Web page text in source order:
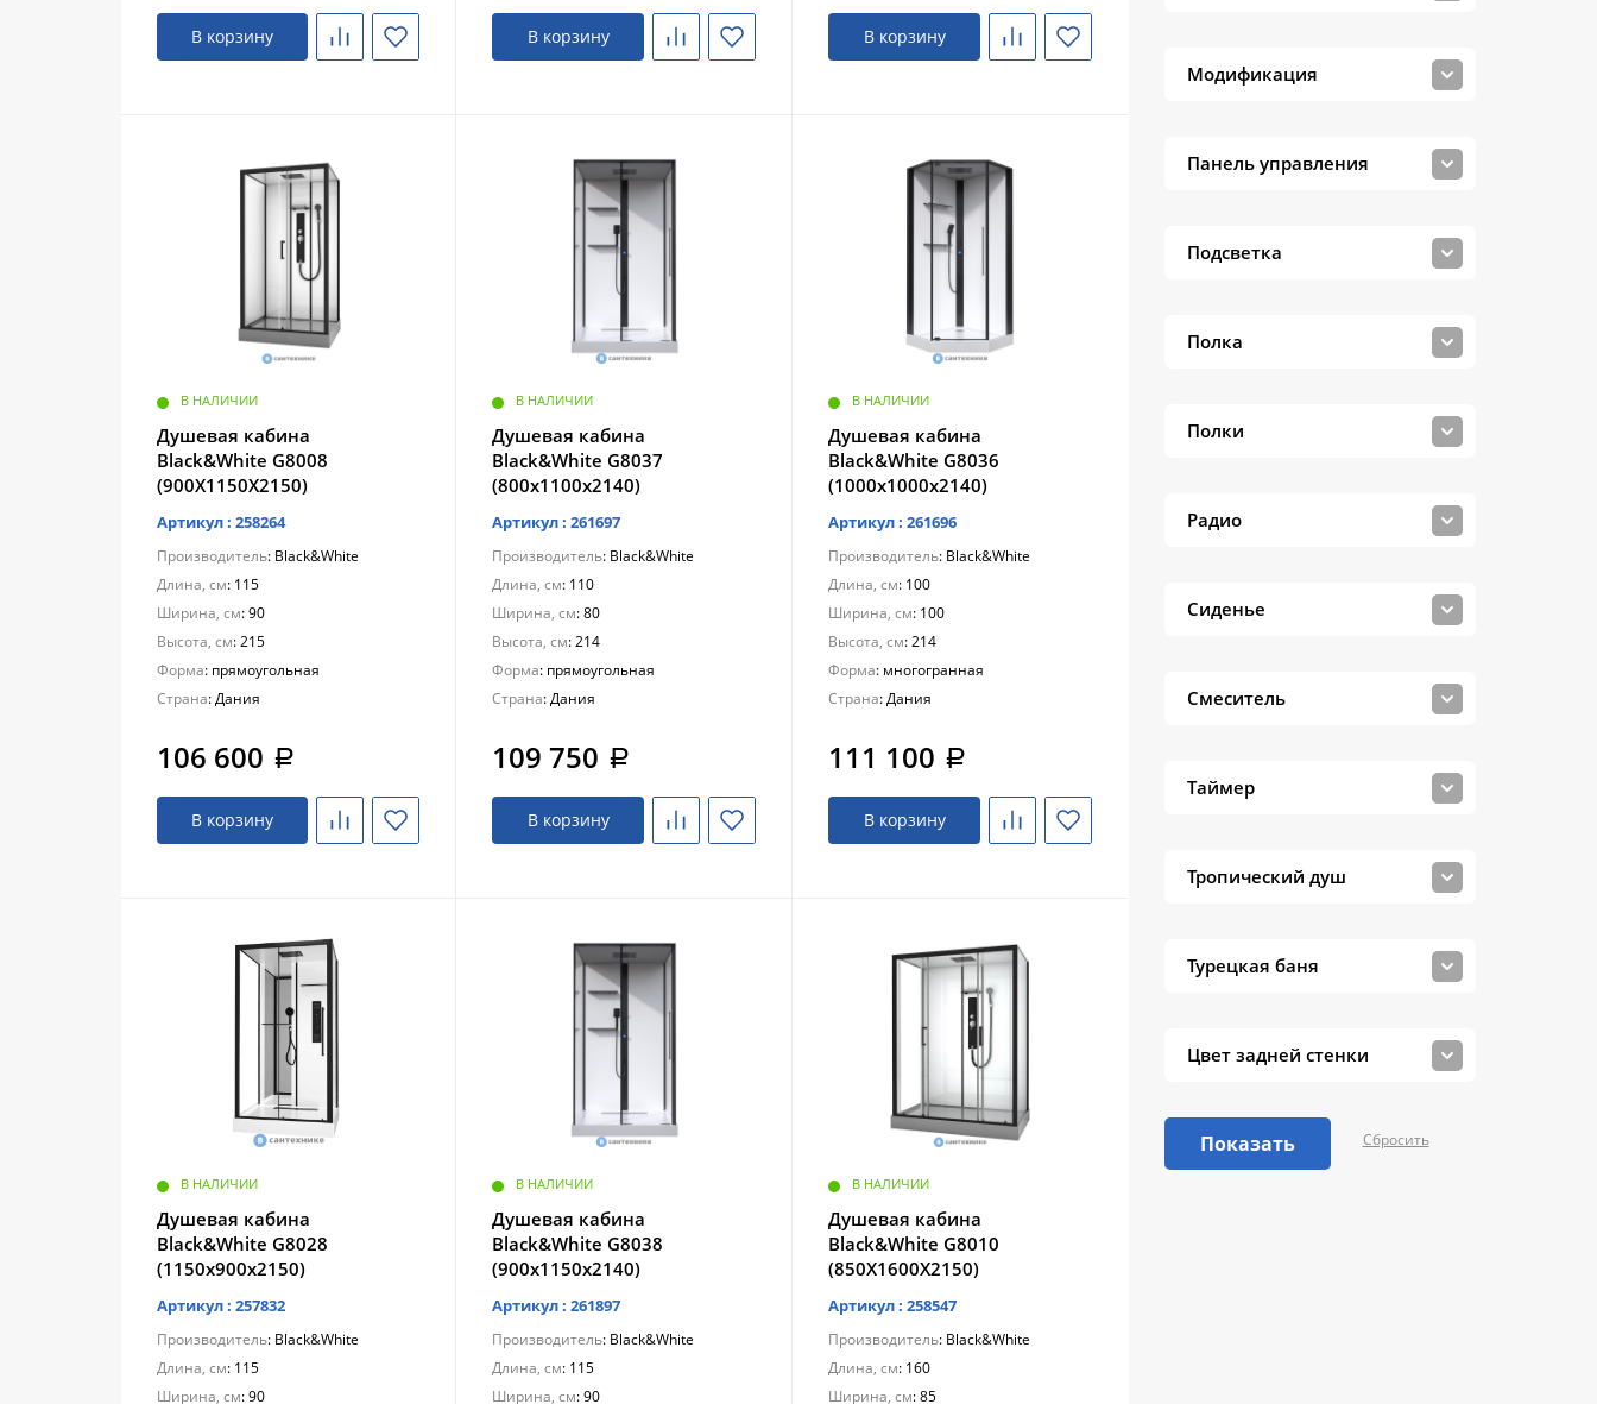
Модификация
Панель управления
Подсветка
Полка
Полки
Радио
Сиденье
Смеситель
Таймер
Тропический душ
Турецкая баня
Цвет задней стенки
Показать Сбросить
В корзину В корзину В корзину
В НАЛИЧИИ
Душевая кабина
Black&White G8008
(900X1150X2150)
Артикул : 258264
Производитель: Black&White
Длина, см: 115
Ширина, см: 90
Высота, см: 215
Форма: прямоугольная
Страна: Дания
106 600 a
В корзину
В НАЛИЧИИ
Душевая кабина
Black&White G8037
(800х1100х2140)
Артикул : 261697
Производитель: Black&White
Длина, см: 110
Ширина, см: 80
Высота, см: 214
Форма: прямоугольная
Страна: Дания
109 750 a
В корзину
В НАЛИЧИИ
Душевая кабина
Black&White G8036
(1000х1000х2140)
Артикул : 261696
Производитель: Black&White
Длина, см: 100
Ширина, см: 100
Высота, см: 214
Форма: многогранная
Страна: Дания
111 100 a
В корзину
В НАЛИЧИИ
Душевая кабина
Black&White G8028
(1150х900х2150)
Артикул : 257832
Производитель: Black&White
Длина, см: 115
Ширина, см: 90
В НАЛИЧИИ
Душевая кабина
Black&White G8038
(900х1150х2140)
Артикул : 261897
Производитель: Black&White
Длина, см: 115
Ширина, см: 90
В НАЛИЧИИ
Душевая кабина
Black&White G8010
(850X1600X2150)
Артикул : 258547
Производитель: Black&White
Длина, см: 160
Ширина, см: 85